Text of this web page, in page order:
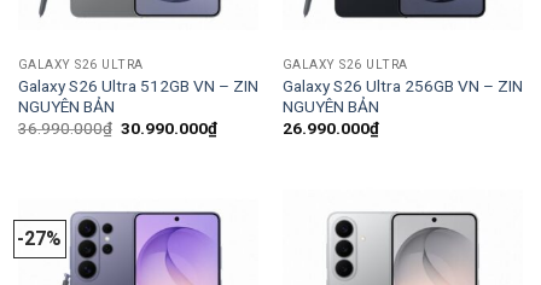
GALAXY S26 ULTRA
Galaxy S26 Ultra 512GB VN – ZIN
NGUYÊN BẢN
36.990.000₫ Giá
30.990.000₫Giá
hiện
GALAXY S26 ULTRA
Galaxy S26 Ultra 256GB VN – ZIN
NGUYÊN BẢN
26.990.000₫
-27%